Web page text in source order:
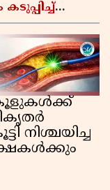
നിശ്ചയിച്ച